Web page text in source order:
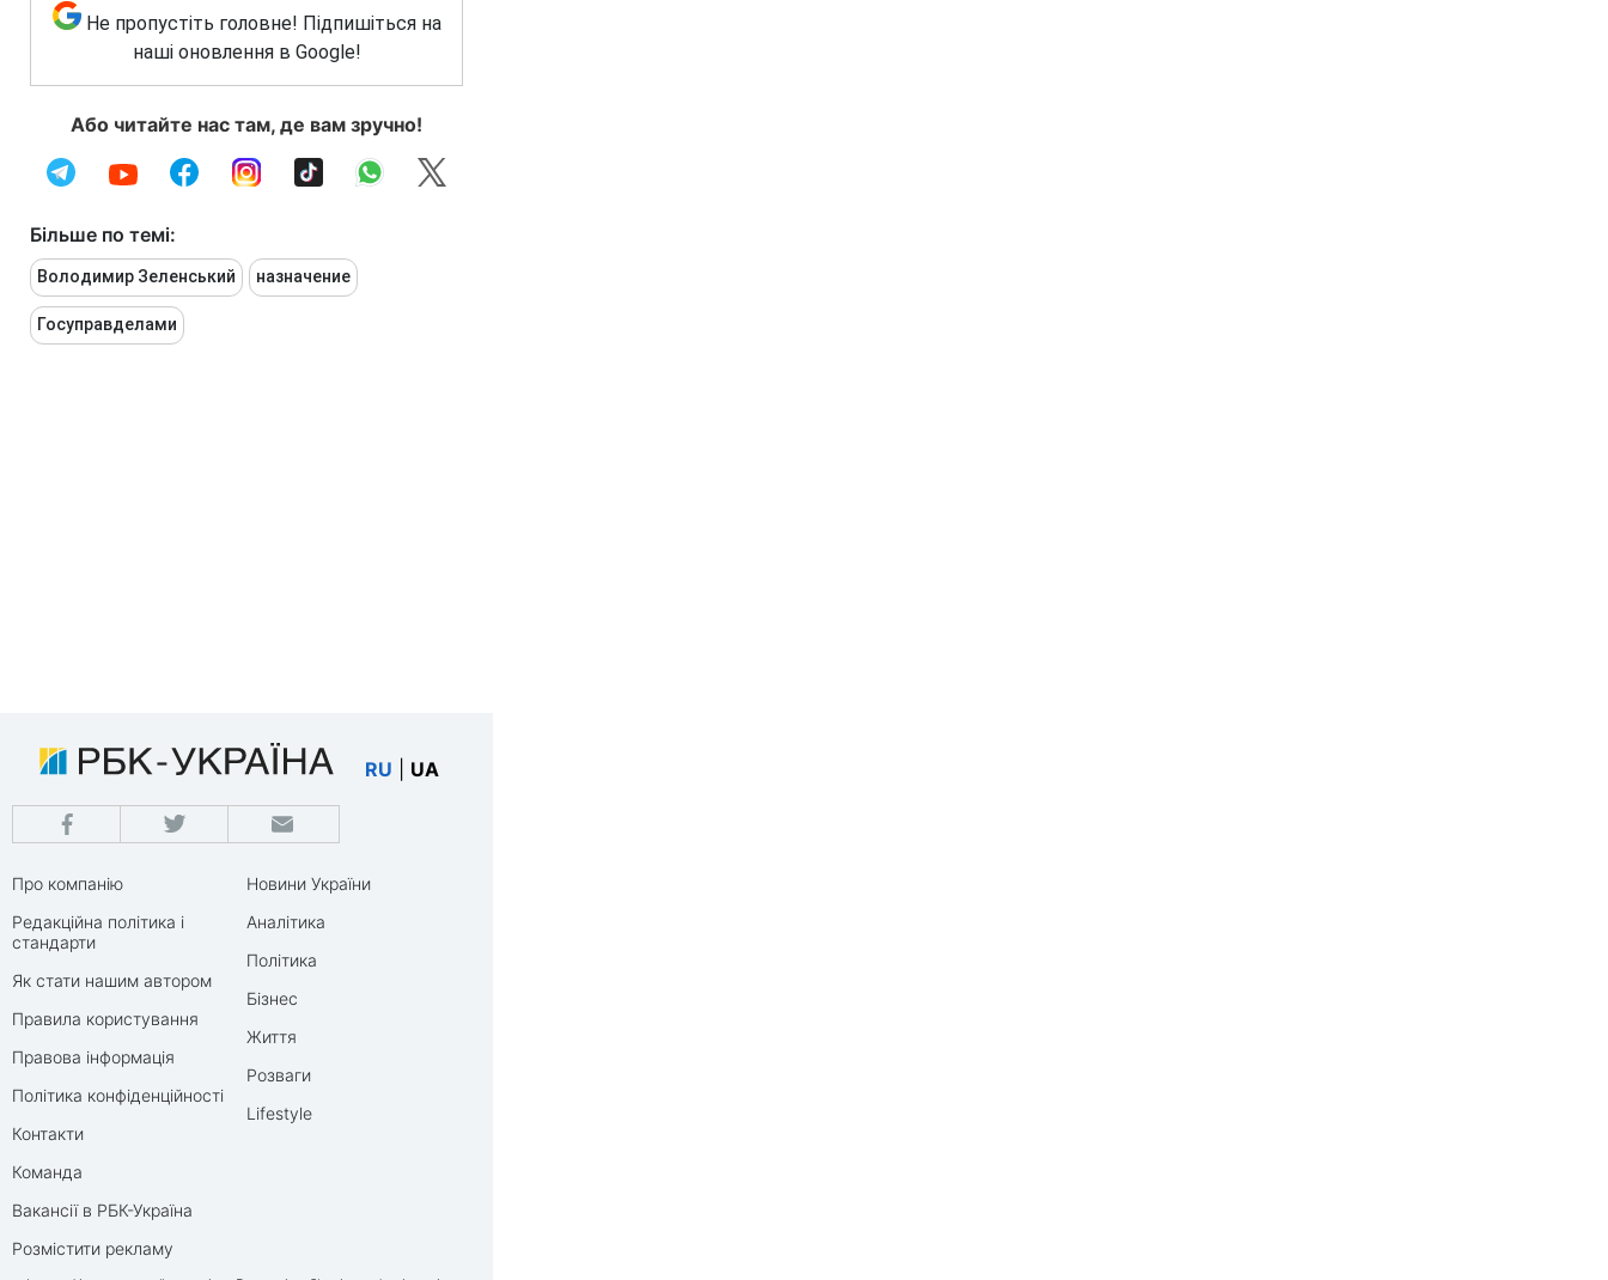
Не пропустіть головне! Підпишіться на
наші оновлення в Google!
Або читайте нас там, де вам зручно!
Більше по темі:
Володимир Зеленський назначение
Госуправделами
RU UA
Про компанію
Редакційна політика і
стандарти
Як стати нашим автором
Правила користування
Правова інформація
Політика конфіденційності
Контакти
Команда
Вакансії в РБК-Україна
Розмістити рекламу
Новини України
Аналітика
Політика
Бізнес
Життя
Розваги
Lifestyle